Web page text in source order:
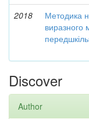
2018
Методика
виразного
Discover
Author